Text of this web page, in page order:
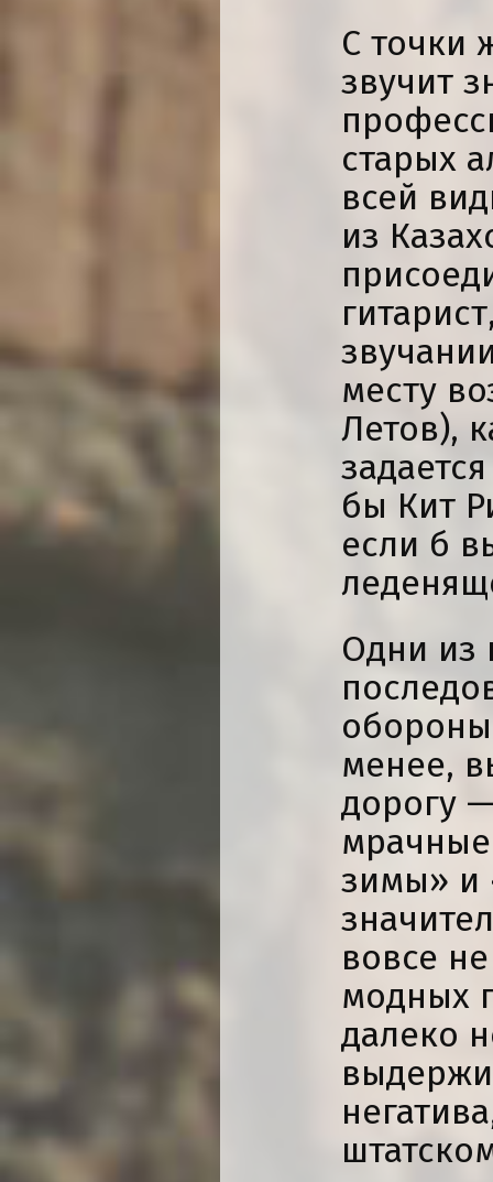
С точки
звучит
старых
всей
из
месту
Летов),
бы Кит
если б
Одни из
менее,
дорогу
зимы» и
вовсе
модных
далеко